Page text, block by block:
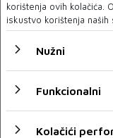
korištenja ovih kolačića.
iskustvo korištenja naših
Nužni
Funkcionalni
Kolačići